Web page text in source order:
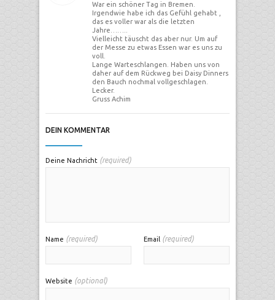
War ein schöner Tag in Bremen.
Irgendwie habe ich das Gefühl gehabt ,
das es voller war als die letzten
Jahre……..
Vielleicht täuscht das aber nur. Um auf
der Messe zu etwas Essen war es uns zu
voll.
Lange Warteschlangen. Haben uns von
daher auf dem Rückweg bei Daisy Dinners
den Bauch nochmal vollgeschlagen.
Lecker.
Gruss Achim
DEIN KOMMENTAR
Deine Nachricht (required)
Name (required) Email (required)
Website (optional)